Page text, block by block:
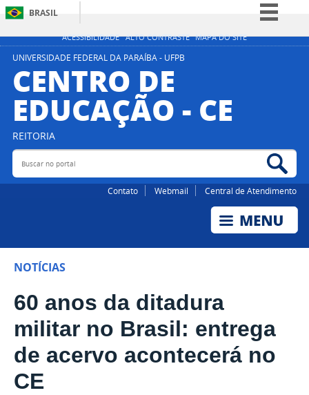
ACESSIBILIDADE ALTO CONTRASTE MAPA DO SITE
BRASIL
Simplifique!
Acesso à informação
Legislação
UNIVERSIDADE FEDERAL DA PARAÍBA - UFPB
CENTRO DE
EDUCAÇÃO - CE
REITORIA
Buscar no portal
Contato Webmail Central de Atendimento
NOTÍCIAS
60 anos da ditadura
militar no Brasil: entrega
de acervo acontecerá no
CE